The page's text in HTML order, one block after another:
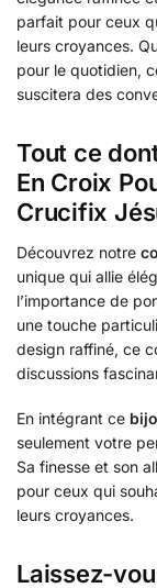
parfait pour ceux
leurs croyances.
pour le quotidien,
suscitera des
Tout ce
En Croix
Crucifix
Découvrez notre
unique qui allie
l’importance de
une touche
design raffiné, ce
discussions
En intégrant ce
seulement votre
Sa finesse et son
pour ceux qui
leurs croyances.
Laissez-